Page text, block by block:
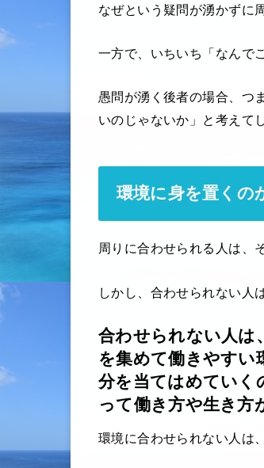
なぜという疑問が湧かずに
一方で、いちいち「なんで
愚問が湧く後者の場合、つ
いのじゃないか」と考えて
環境に身を置くの
周りに合わせられる人は、
しかし、合わせられない人
合わせられない人は
を集めて働きやすい
分を当てはめていく
って働き方や生き方
環境に合わせられない人は